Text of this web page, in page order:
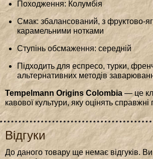
Походження: Колумбія
Смак: збалансований, з фруктово-
карамельними нотками
Ступінь обсмаження: середній
Підходить для еспресо, турки,
альтернативних методів
Tempelmann Origins Colombia — це
кавової культури, яку оцінять справжні
Відгуки
До даного товару ще немає відгуків.